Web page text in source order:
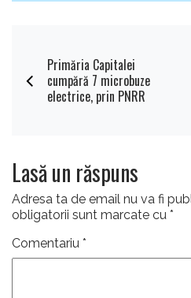
Primăria Capitalei
cumpără 7 microbuze
electrice, prin PNRR
Lasă un răspuns
Adresa ta de email nu va fi
obligatorii sunt marcate cu *
Comentariu *